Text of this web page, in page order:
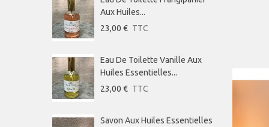
Aux Huiles...
23,00 € TTC
Eau De Toilette Vanille Aux
Huiles Essentielles...
23,00 € TTC
Savon Aux Huiles Essentielles